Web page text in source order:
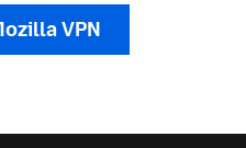
VPN